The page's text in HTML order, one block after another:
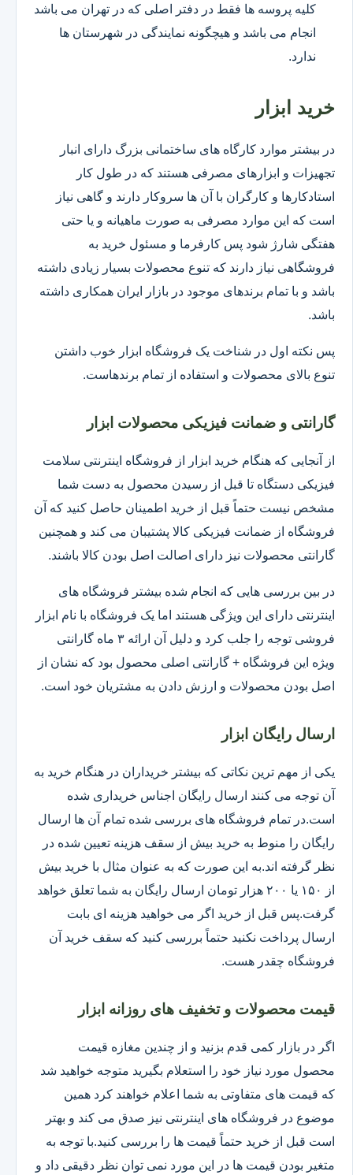
کلیه پروسه ها فقط در دفتر اصلی که در تهران می باشد
انجام می باشد و هیچگونه نمایندگی در شهرستان ها
ندارد.
خرید ابزار
در بیشتر موارد کارگاه های ساختمانی بزرگ دارای انبار
تجهیزات و ابزارهای مصرفی هستند که در طول کار
استادکارها و کارگران با آن ها سروکار دارند و گاهی نیاز
است که این موارد مصرفی به صورت ماهیانه و یا حتی
هفتگی شارژ شود پس کارفرما و مسئول خرید به
فروشگاهی نیاز دارند که تنوع محصولات بسیار زیادی داشته
باشد و با تمام برندهای موجود در بازار ایران همکاری داشته
باشد.
پس نکته اول در شناخت یک فروشگاه ابزار خوب داشتن
تنوع بالای محصولات و استفاده از تمام برندهاست.
گارانتی و ضمانت فیزیکی محصولات ابزار
از آنجایی که هنگام خرید ابزار از فروشگاه اینترنتی سلامت
فیزیکی دستگاه تا قبل از رسیدن محصول به دست شما
مشخص نیست حتماً قبل از خرید اطمینان حاصل کنید که آن
فروشگاه از ضمانت فیزیکی کالا پشتیبان می کند و همچنین
گارانتی محصولات نیز دارای اصالت اصل بودن کالا باشند.
در بین بررسی هایی که انجام شده بیشتر فروشگاه های
اینترنتی دارای این ویژگی هستند اما یک فروشگاه با نام ابزار
فروشی توجه را جلب کرد و دلیل آن ارائه ۳ ماه گارانتی
ویژه این فروشگاه + گارانتی اصلی محصول بود که نشان از
اصل بودن محصولات و ارزش دادن به مشتریان خود است.
ارسال رایگان ابزار
یکی از مهم ترین نکاتی که بیشتر خریداران در هنگام خرید به
آن توجه می کنند ارسال رایگان اجناس خریداری شده
است.در تمام فروشگاه های بررسی شده تمام آن ها ارسال
رایگان را منوط به خرید بیش از سقف هزینه تعیین شده در
نظر گرفته اند.به این صورت که به عنوان مثال با خرید بیش
از ۱۵۰ یا ۲۰۰ هزار تومان ارسال رایگان به شما تعلق خواهد
گرفت.پس قبل از خرید اگر می خواهید هزینه ای بابت
ارسال پرداخت نکنید حتماً بررسی کنید که سقف خرید آن
فروشگاه چقدر هست.
قیمت محصولات و تخفیف های روزانه ابزار
اگر در بازار کمی قدم بزنید و از چندین مغازه قیمت
محصول مورد نیاز خود را استعلام بگیرید متوجه خواهید شد
که قیمت های متفاوتی به شما اعلام خواهند کرد همین
موضوع در فروشگاه های اینترنتی نیز صدق می کند و بهتر
است قبل از خرید حتماً قیمت ها را بررسی کنید.با توجه به
متغیر بودن قیمت ها در این مورد نمی توان نظر دقیقی داد و